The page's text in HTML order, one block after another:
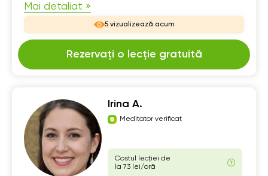
Mai detaliat »
5 vizualizează acum
Rezervați o lecție gratuită
Irina A.
Meditator verificat
Costul lecției de
la 73 lei/oră